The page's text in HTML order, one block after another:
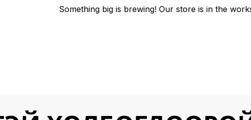
Something big is brewing! Our store is in the